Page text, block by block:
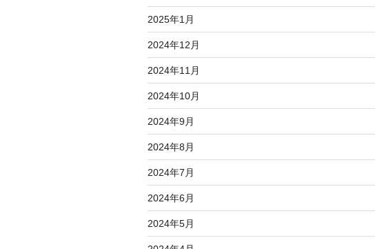
2025年1月
2024年12月
2024年11月
2024年10月
2024年9月
2024年8月
2024年7月
2024年6月
2024年5月